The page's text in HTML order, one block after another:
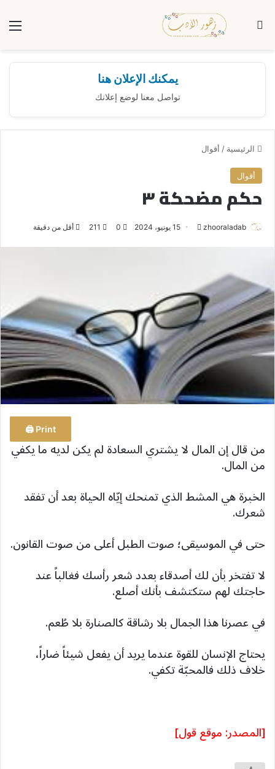
بحث عن
يمكنك الإعلان هنا
تواصل معنا لوضع إعلانك
الرئيسية / أقوال
أقوال
حكم مضحكة ٣
zhooraladab
ر
ي
د
ا
إ
ل
ت
15 يونيو، 2024 0
211 أقل من دقيقة
Print 🖨
من قال إن المال لا يشتري السعادة لم يكن لديه ما يكفي
من المال.
الخبرة هي المشط الذي تمنحك إيّاه الحياة بعد أن تفقد
شعرك.
حتى في الموسيقى؛ صوت الطبل أعلى من صوت القانون.
لا تفتخر بأن لك أصدقاء بعدد شعر رأسك فغالباً عند
حاجتك لهم ستكتشف بأنك أصلع.
في عصرنا هذا الجمال بلا رشاقة كالصنارة بلا طُعم.
يحتاج الإنسان للقوة عندما يريد أن يفعل شيئاً ضاراً،
خلاف ذلك فالمحبّة تكفي.
[المصدر: موقع قول]